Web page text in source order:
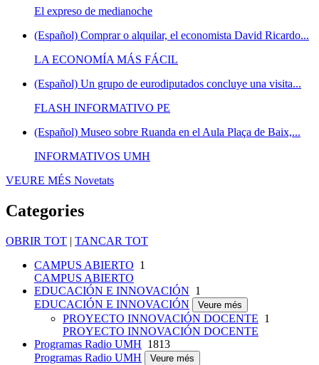
El expreso de medianoche
(Español) Comprar o alquilar, el economista David Ricardo...
LA ECONOMÍA MÁS FÁCIL
(Español) Un grupo de eurodiputados concluye una visita...
FLASH INFORMATIVO PE
(Español) Museo sobre Ruanda en el Aula Plaça de Baix,...
INFORMATIVOS UMH
VEURE MÉS Novetats
Categories
OBRIR TOT | TANCAR TOT
CAMPUS ABIERTO 1
CAMPUS ABIERTO
EDUCACIÓN E INNOVACIÓN 1
EDUCACIÓN E INNOVACIÓN
Veure més
PROYECTO INNOVACIÓN DOCENTE 1
PROYECTO INNOVACIÓN DOCENTE
Programas Radio UMH 1813
Programas Radio UMH
Veure més